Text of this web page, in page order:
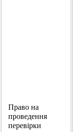
Право на
проведення
перевірки